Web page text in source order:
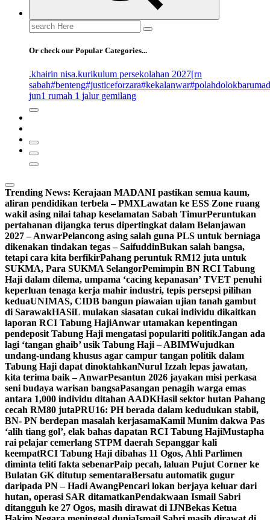
Search
for:
Or check our Popular Categories...
.khairin nisa.kurikulum persekolahan 2027[rn
sabah#benteng#justiceforzara#kekalanwar
jun1 rumah 1 jalur gemilang
Trending News: Kerajaan MADANI pastikan semua kaum,
aliran pendidikan terbela – PMXLawatan ke ESS Zone ruang
wakil asing nilai tahap keselamatan Sabah TimurPeruntukan
pertahanan dijangka terus dipertingkat dalam Belanjawan
2027 – AnwarPelancong asing salah guna PLS untuk berniaga
dikenakan tindakan tegas – SaifuddinBukan salah bangsa,
tetapi cara kita berfikirPahang peruntuk RM12 juta untuk
SUKMA, Para SUKMA SelangorPemimpin BN RCI Tabung
Haji dalam dilema, umpama ‘cacing kepanasan’ TVET penuhi
keperluan tenaga kerja mahir industri, tepis persepsi pilihan
keduaUNIMAS, CIDB bangun piawaian ujian tanah gambut
di SarawakHASiL mulakan siasatan cukai individu dikaitkan
laporan RCI Tabung HajiAnwar utamakan kepentingan
pendeposit Tabung Haji mengatasi populariti politikJangan ada
lagi ‘tangan ghaib’ usik Tabung Haji – ABIMWujudkan
undang-undang khusus agar campur tangan politik dalam
Tabung Haji dapat dinoktahkanNurul Izzah lepas jawatan,
kita terima baik – AnwarPesantun 2026 jayakan misi perkasa
seni budaya warisan bangsaPasangan penagih warga emas
antara 1,000 individu ditahan AADKHasil sektor hutan Pahang
cecah RM80 jutaPRU16: PH berada dalam kedudukan stabil,
BN- PN berdepan masalah kerjasamaKamil Munim dakwa Pas
‘alih tiang gol’, elak bahas dapatan RCI Tabung HajiMustapha
rai pelajar cemerlang STPM daerah Sepanggar kali
keempatRCI Tabung Haji dibahas 11 Ogos, Ahli Parlimen
diminta teliti fakta sebenarPaip pecah, laluan Pujut Corner ke
Bulatan GK ditutup sementaraBersatu automatik gugur
daripada PN – Hadi AwangPencari lokan berjaya keluar dari
hutan, operasi SAR ditamatkanPendakwaan Ismail Sabri
ditangguh ke 27 Ogos, masih dirawat di IJNBekas Ketua